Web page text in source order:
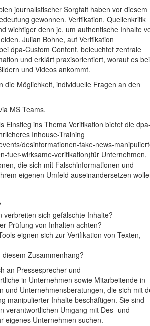
journalistischer Sorgfalt haben vor diesem
gewonnen. Verifikation, Quellenkritik
wichtiger denn je, um authentische Inhalte
Julian Bohne, auf Verifikation
dpa-Custom Content, beleuchtet zentrale
und erklärt praxisorientiert, worauf es bei
und Videos ankommt.
die Möglichkeit, individuelle Fragen an den
MS Teams.
Einstieg ins Thema Verifikation bietet die dpa-
Inhouse-Training
desinformationen-fake-news-
fuer-wirksame-verifikation)für Unternehmen,
die sich mit Falschinformationen und
eigenen Umfeld auseinandersetzen
verbreiten sich gefälschte Inhalte?
Prüfung von Inhalten achten?
eignen sich zur Verifikation von Texten,
Zusammenhang?
an Pressesprecher und
in Unternehmen sowie Mitarbeitende in
und Unternehmensberatungen, die sich mit
manipulierter Inhalte beschäftigen. Sie sind
verantwortlichen Umgang mit Des- und
eigenes Unternehmen suchen.